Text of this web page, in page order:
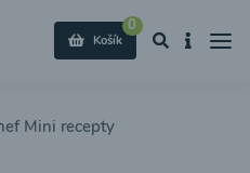
0
Košík
Mini recepty